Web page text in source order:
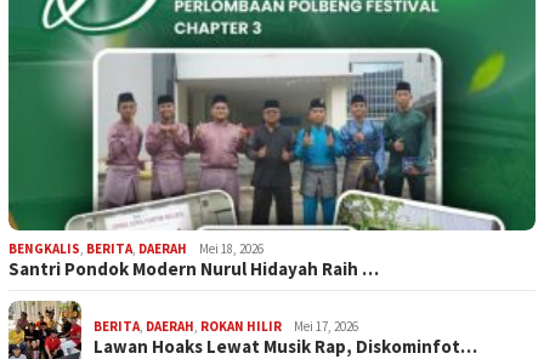
BENGKALIS BERITA DAERAH Mei 18, 2026
Santri Pondok Modern Nurul Hidayah Raih …
BERITA DAERAH ROKAN HILIR Mei 17, 2026
Lawan Hoaks Lewat Musik Rap, Diskominfot…